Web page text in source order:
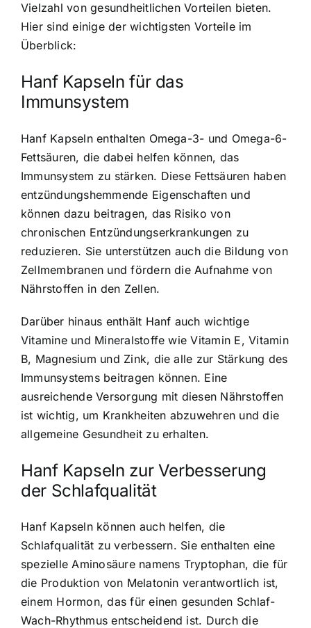
Vielzahl von gesundheitlichen Vorteilen bieten.
Hier sind einige der wichtigsten Vorteile im
Überblick:
Hanf Kapseln für das
Immunsystem
Hanf Kapseln enthalten Omega-3- und Omega-6-
Fettsäuren, die dabei helfen können, das
Immunsystem zu stärken. Diese Fettsäuren haben
entzündungshemmende Eigenschaften und
können dazu beitragen, das Risiko von
chronischen Entzündungserkrankungen zu
reduzieren. Sie unterstützen auch die Bildung von
Zellmembranen und fördern die Aufnahme von
Nährstoffen in den Zellen.
Darüber hinaus enthält Hanf auch wichtige
Vitamine und Mineralstoffe wie Vitamin E, Vitamin
B, Magnesium und Zink, die alle zur Stärkung des
Immunsystems beitragen können. Eine
ausreichende Versorgung mit diesen Nährstoffen
ist wichtig, um Krankheiten abzuwehren und die
allgemeine Gesundheit zu erhalten.
Hanf Kapseln zur Verbesserung
der Schlafqualität
Hanf Kapseln können auch helfen, die
Schlafqualität zu verbessern. Sie enthalten eine
spezielle Aminosäure namens Tryptophan, die für
die Produktion von Melatonin verantwortlich ist,
einem Hormon, das für einen gesunden Schlaf-
Wach-Rhythmus entscheidend ist. Durch die